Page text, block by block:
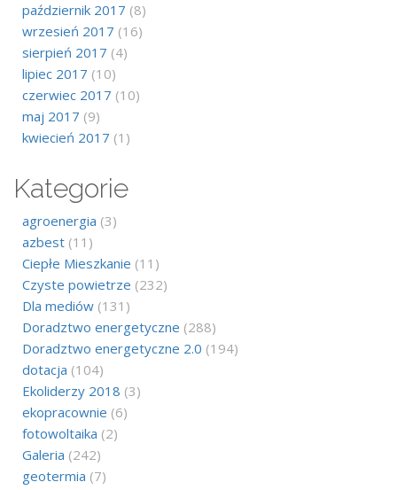
październik 2017 (8)
wrzesień 2017 (16)
sierpień 2017 (4)
lipiec 2017 (10)
czerwiec 2017 (10)
maj 2017 (9)
kwiecień 2017 (1)
Kategorie
agroenergia (3)
azbest (11)
Ciepłe Mieszkanie (11)
Czyste powietrze (232)
Dla mediów (131)
Doradztwo energetyczne (288)
Doradztwo energetyczne 2.0 (194)
dotacja (104)
Ekoliderzy 2018 (3)
ekopracownie (6)
fotowoltaika (2)
Galeria (242)
geotermia (7)